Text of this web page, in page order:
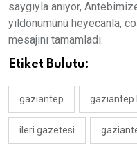
saygıyla anıyor,
yıldönümünü heyecanla,
mesajını tamamladı.
Etiket Bulutu:
gaziantep gaziantep
ileri gazetesi